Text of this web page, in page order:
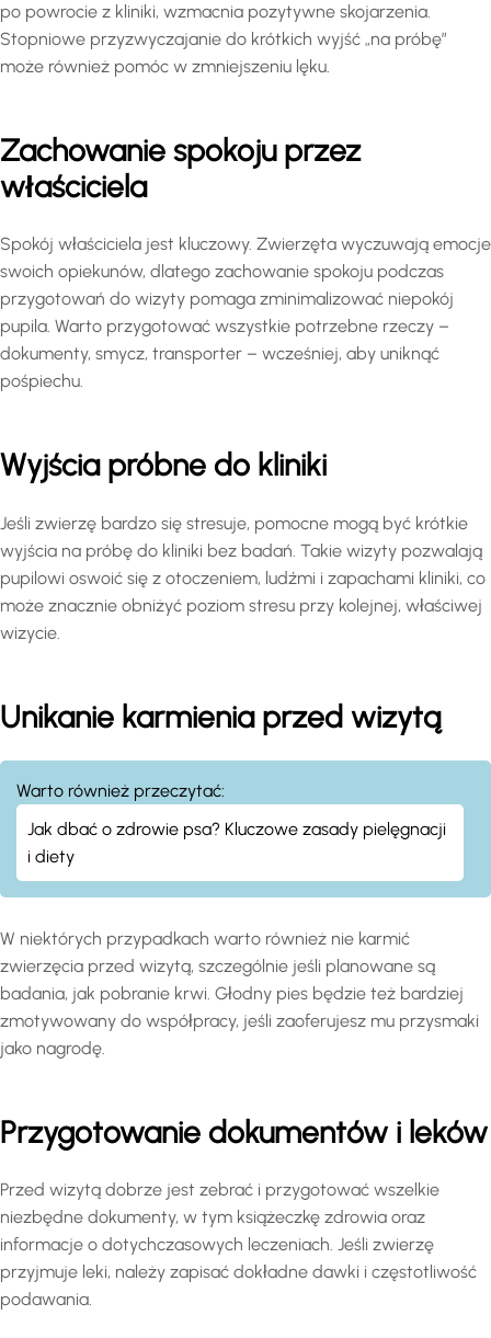
po powrocie z kliniki, wzmacnia pozytywne skojarzenia.
Stopniowe przyzwyczajanie do krótkich wyjść „na próbę”
może również pomóc w zmniejszeniu lęku.
Zachowanie spokoju przez
właściciela
Spokój właściciela jest kluczowy. Zwierzęta wyczuwają emocje
swoich opiekunów, dlatego zachowanie spokoju podczas
przygotowań do wizyty pomaga zminimalizować niepokój
pupila. Warto przygotować wszystkie potrzebne rzeczy –
dokumenty, smycz, transporter – wcześniej, aby uniknąć
pośpiechu.
Wyjścia próbne do kliniki
Jeśli zwierzę bardzo się stresuje, pomocne mogą być krótkie
wyjścia na próbę do kliniki bez badań. Takie wizyty pozwalają
pupilowi oswoić się z otoczeniem, ludźmi i zapachami kliniki, co
może znacznie obniżyć poziom stresu przy kolejnej, właściwej
wizycie.
Unikanie karmienia przed wizytą
Warto również przeczytać:
Jak dbać o zdrowie psa? Kluczowe zasady pielęgnacji
i diety
W niektórych przypadkach warto również nie karmić
zwierzęcia przed wizytą, szczególnie jeśli planowane są
badania, jak pobranie krwi. Głodny pies będzie też bardziej
zmotywowany do współpracy, jeśli zaoferujesz mu przysmaki
jako nagrodę.
Przygotowanie dokumentów i leków
Przed wizytą dobrze jest zebrać i przygotować wszelkie
niezbędne dokumenty, w tym książeczkę zdrowia oraz
informacje o dotychczasowych leczeniach. Jeśli zwierzę
przyjmuje leki, należy zapisać dokładne dawki i częstotliwość
podawania.